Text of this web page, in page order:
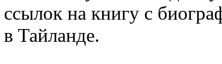
ссылок на книгу с
в Тайланде.